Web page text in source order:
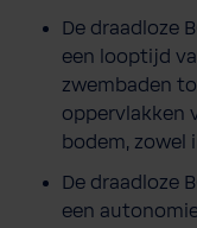
De draadloze
een looptijd
zwembaden
oppervlakken
bodem, zowel
De draadloze
een